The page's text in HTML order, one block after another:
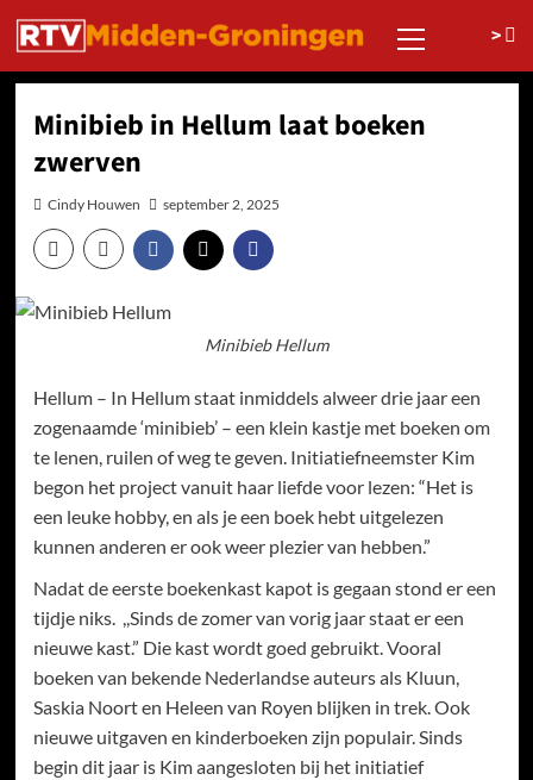
naar
inhoud
menu
>
Minibieb in Hellum laat boeken
zwerven
Cindy Houwen september 2, 2025
Minibieb Hellum
Hellum – In Hellum staat inmiddels alweer drie jaar een
zogenaamde ‘minibieb’ – een klein kastje met boeken om
te lenen, ruilen of weg te geven. Initiatiefneemster Kim
begon het project vanuit haar liefde voor lezen: “Het is
een leuke hobby, en als je een boek hebt uitgelezen
kunnen anderen er ook weer plezier van hebben.”
Nadat de eerste boekenkast kapot is gegaan stond er een
tijdje niks. ,,Sinds de zomer van vorig jaar staat er een
nieuwe kast.” Die kast wordt goed gebruikt. Vooral
boeken van bekende Nederlandse auteurs als Kluun,
Saskia Noort en Heleen van Royen blijken in trek. Ook
nieuwe uitgaven en kinderboeken zijn populair. Sinds
begin dit jaar is Kim aangesloten bij het initiatief